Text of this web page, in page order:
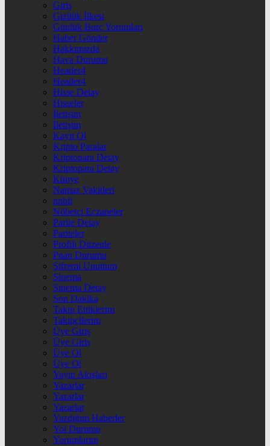
Giriş
Gizlilik İlkesi
Günlük Burç Yorumları
Haber Gönder
Hakkımızda
Hava Durumu
Header4
Header4
Hisse Detay
Hisseler
İletişim
İletişim
Kayıt Ol
Kripto Paralar
Kriptopara Detay
Kriptopara Detay
Künye
Namaz Vakitleri
nnbil
Nöbetçi Eczaneler
Parite Detay
Pariteler
Profili Düzenle
Puan Durumu
Şifremi Unuttum
Sinema
Sinema Detay
Son Dakika
Takip Ettiklerim
Takipçilerim
Üye Giriş
Üye Giriş
Üye Ol
Üye Ol
Yayın Akışları
Yazarlar
Yazarlar
Yazarlar
Yazdığım Haberler
Yol Durumu
Yorumlarım